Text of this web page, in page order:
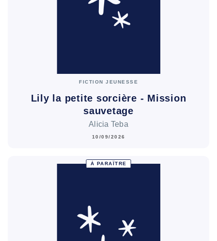
FICTION JEUNESSE
Lily la petite sorcière - Mission
sauvetage
Alicia Teba
10/09/2026
À PARAÎTRE